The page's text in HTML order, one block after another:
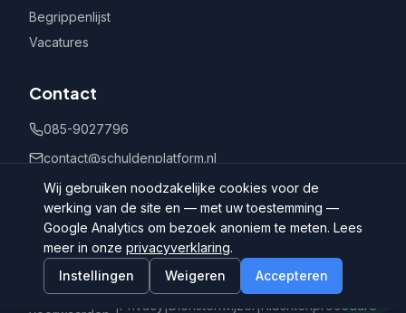
Begrippenlijst
Vacatures
Contact
085-9027796
contact@schuldenplatform.nl
Postbus 802, 7400 AV Deventer
©
Schuldenplatform.nl
Algemene
|Privacy |Dienstenwijzer |Klachtenprocedure
Wij gebruiken noodzakelijke cookies voor de
werking van de site en — met uw toestemming —
Google Analytics om bezoek anoniem te meten. Lees
meer in onze privacyverklaring.
Instellingen
Weigeren Accepteren